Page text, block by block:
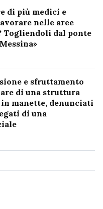
di più medici e
nelle aree
Togliendoli dal ponte
e sfruttamento
di una struttura
manette, denunciati
di una